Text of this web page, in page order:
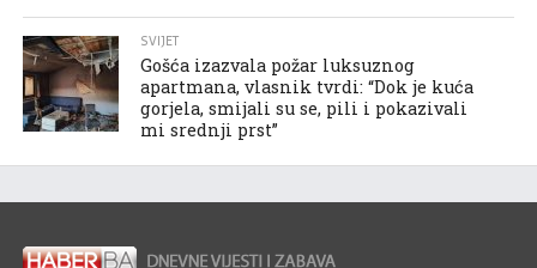
SVIJET
Gošća izazvala požar luksuznog
apartmana, vlasnik tvrdi: “Dok je kuća
gorjela, smijali su se, pili i pokazivali
mi srednji prst”